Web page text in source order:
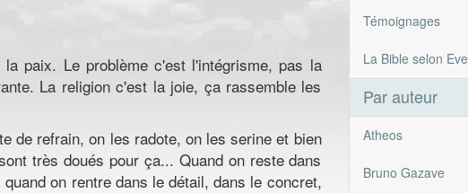
paix. Le problème c'est l'intégrisme, pas la
La religion c'est la joie, ça rassemble les
de refrain, on les radote, on les serine et bien
très doués pour ça... Quand on reste dans
on rentre dans le détail, dans le concret,
Témoignages
La Bible selon Eve
Par auteur
Atheos
Bruno Gazave